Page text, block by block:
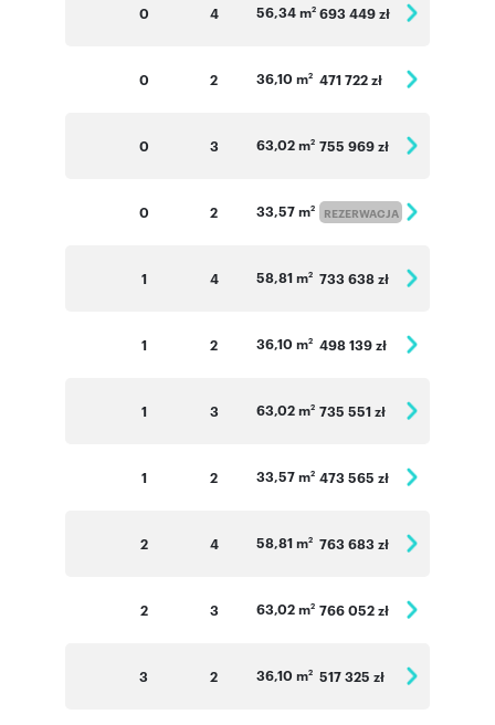
0 4 56,34 m2 693 449 zł
0 2 36,10 m2 471 722 zł
0 3 63,02 m2 755 969 zł
0 2 33,57 m2 REZERWACJA
1 4 58,81 m2 733 638 zł
1 2 36,10 m2 498 139 zł
1 3 63,02 m2 735 551 zł
1 2 33,57 m2 473 565 zł
2 4 58,81 m2 763 683 zł
2 3 63,02 m2 766 052 zł
3 2 36,10 m2 517 325 zł